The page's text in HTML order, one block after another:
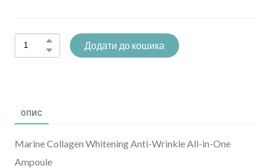
Додати до кошика
ОПИС
Marine Collagen Whitening Anti-Wrinkle All-in-One
Ampoule